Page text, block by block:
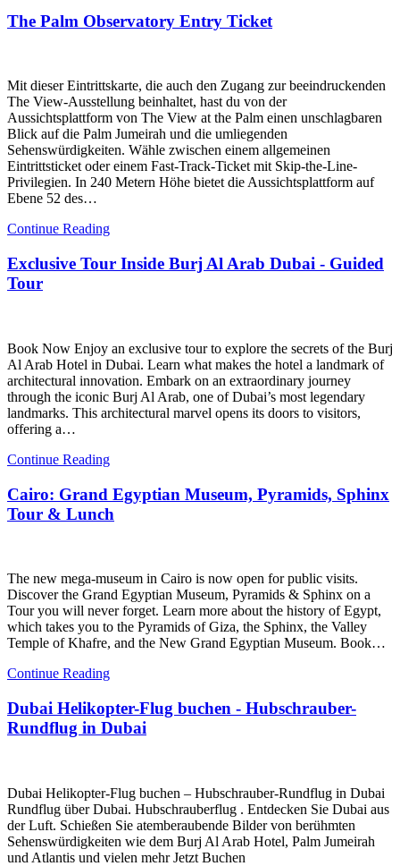
The Palm Observatory Entry Ticket
Mit dieser Eintrittskarte, die auch den Zugang zur beeindruckenden
The View-Ausstellung beinhaltet, hast du von der
Aussichtsplattform von The View at the Palm einen unschlagbaren
Blick auf die Palm Jumeirah und die umliegenden
Sehenswürdigkeiten. Wähle zwischen einem allgemeinen
Eintrittsticket oder einem Fast-Track-Ticket mit Skip-the-Line-
Privilegien. In 240 Metern Höhe bietet die Aussichtsplattform auf
Ebene 52 des…
Continue Reading
Exclusive Tour Inside Burj Al Arab Dubai - Guided
Tour
Book Now Enjoy an exclusive tour to explore the secrets of the Burj
Al Arab Hotel in Dubai. Learn what makes the hotel a landmark of
architectural innovation. Embark on an extraordinary journey
through the iconic Burj Al Arab, one of Dubai’s most legendary
landmarks. This architectural marvel opens its doors to visitors,
offering a…
Continue Reading
Cairo: Grand Egyptian Museum, Pyramids, Sphinx
Tour & Lunch
The new mega-museum in Cairo is now open for public visits.
Discover the Grand Egyptian Museum, Pyramids & Sphinx on a
Tour you will never forget. Learn more about the history of Egypt,
which takes you to the Pyramids of Giza, the Sphinx, the Valley
Temple of Khafre, and the New Grand Egyptian Museum. Book…
Continue Reading
Dubai Helikopter-Flug buchen - Hubschrauber-
Rundflug in Dubai
Dubai Helikopter-Flug buchen – Hubschrauber-Rundflug in Dubai
Rundflug über Dubai. Hubschrauberflug . Entdecken Sie Dubai aus
der Luft. Schießen Sie atemberaubende Bilder von berühmten
Sehenswürdigkeiten wie dem Burj Al Arab Hotel, Palm Jumeirah
und Atlantis und vielen mehr Jetzt Buchen